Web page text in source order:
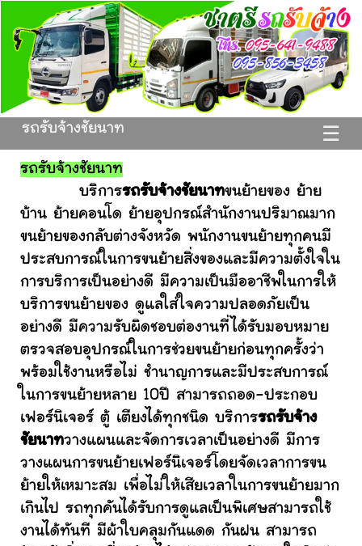
☰
รถรับจ้างชัยนาท
รถรับจ้างชัยนาท
บริการรถรับจ้างชัยนาทขนย้ายของ ย้าย
บ้าน ย้ายคอนโด ย้ายอุปกรณ์สำนักงานปริมาณมาก
ขนย้ายของกลับต่างจังหวัด พนักงานขนย้ายทุกคนมี
ประสบการณ์ในการขนย้ายสิ่งของและมีความตั้งใจใน
การบริการเป็นอย่างดี มีความเป็นมืออาชีพในการให้
บริการขนย้ายของ ดูแลใส่ใจความปลอดภัยเป็น
อย่างดี มีความรับผิดชอบต่องานที่ได้รับมอบหมาย
ตรวจสอบอุปกรณ์ในการช่วยขนย้ายก่อนทุกครั้งว่า
พร้อมใช้งานหรือไม่ ชำนาญการและมีประสบการณ์
ในการขนย้ายหลาย 10ปี สามารถถอด-ประกอบ
เฟอร์นิเจอร์ ตู้ เตียงได้ทุกชนิด บริการรถรับจ้าง
ชัยนาทวางแผนและจัดการเวลาเป็นอย่างดี มีการ
วางแผนการขนย้ายเฟอร์นิเจอร์โดยจัดเวลาการขน
ย้ายให้เหมาะสม เพื่อไม่ให้เสียเวลาในการขนย้ายมาก
เกินไป รถทุกคันได้รับการดูแลเป็นพิเศษสามารถใช้
งานได้ทันที มีผ้าใบคลุมกันแดด กันฝน สามารถ